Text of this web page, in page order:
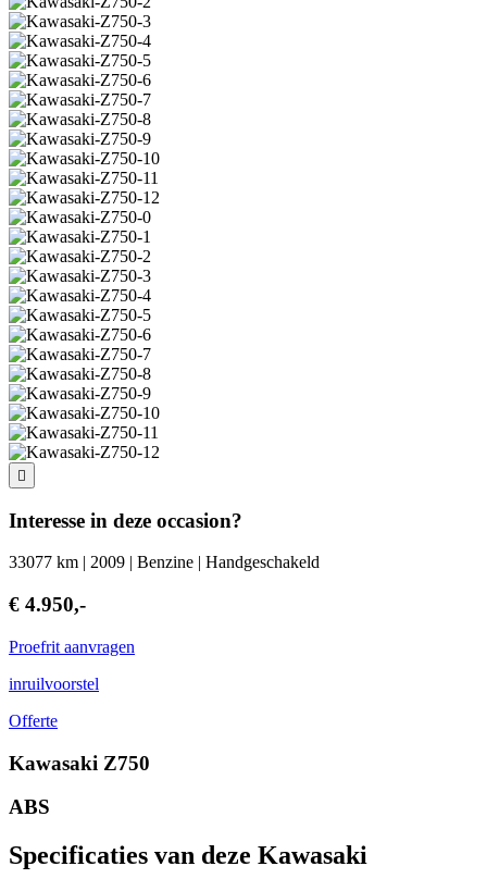
Interesse in deze occasion?
33077 km | 2009 | Benzine | Handgeschakeld
€ 4.950,-
Proefrit aanvragen
inruilvoorstel
Offerte
Kawasaki Z750
ABS
Specificaties van deze Kawasaki